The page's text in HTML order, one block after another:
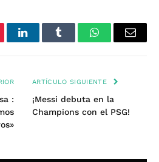
LinkedInTumblr WhatsAppEmail
:
ARTÍCULO SIGUIENTE
¡Messi debuta en la
Champions con el PSG!